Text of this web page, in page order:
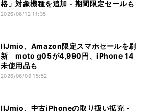
格」対象機種を追加 - 期間限定セールも
2026/06/12 11:35
IIJmio、Amazon限定スマホセールを刷
新 moto g05が4,990円、iPhone 14
未使用品も
2026/06/09 15:52
IIJmio、中古iPhoneの取り扱い拡充 -